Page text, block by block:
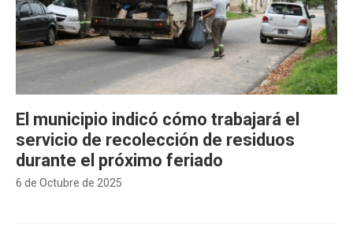
6 de Octubre de 2025
El municipio indicó cómo trabajará el
servicio de recolección de residuos
durante el próximo feriado